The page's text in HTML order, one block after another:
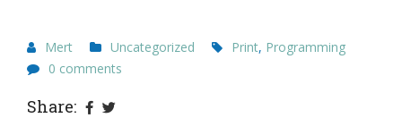
Mert Uncategorized Print, Programming
0 comments
Share: